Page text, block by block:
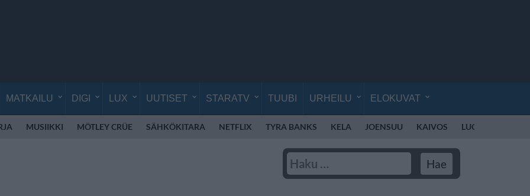
MATKAILU DIGI LUX UUTISET STARATV TUUBI URHEILU ELOKUVAT
MUSIIKKI MÖTLEY CRÜE SÄHKÖKITARA NETFLIX TYRA BANKS KELA JOENSUU KAIVOS LUONTO